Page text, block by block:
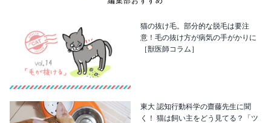
猫の抜け毛。部分的な脱毛は要注
意！毛の抜け方が病気の手がかりに
［獣医師コラム］
東大 認知行動科学の齋藤先生に聞
く！ 猫は飼い主をどう見てる？「ツ